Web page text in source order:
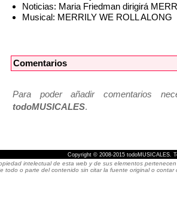
Noticias: Maria Friedman dirigirá
Musical: MERRILY WE ROLL ALONG
Comentarios
Para poder añadir comentarios
todoMUSICALES.
Copyright © 2008-2015 todoMUSICALES.
intelectual de esta web y de sus elementos
todo o parte del contenido sin citar la fuente original o